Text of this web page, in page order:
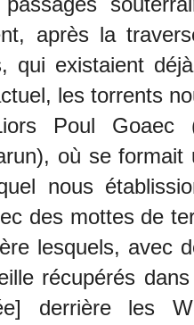
après la
qui existaient
les torrents
Poul Goaec
où se formait
nous
des mottes de
lesquels, avec
récupérés
derrière les